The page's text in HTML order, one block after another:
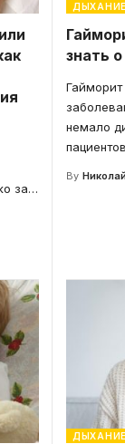
за…
ДЫХАНИЕ
знать
немало
By
ДЫХАНИЕ